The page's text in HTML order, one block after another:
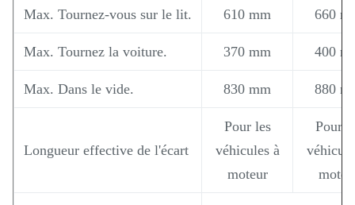
Max. Tournez-vous sur le lit. 610 mm 660
Max. Tournez la voiture. 370 mm 400
Max. Dans le vide. 830 mm 880
Longueur effective de l'écart
Pour les
véhicules à
moteur
Pour